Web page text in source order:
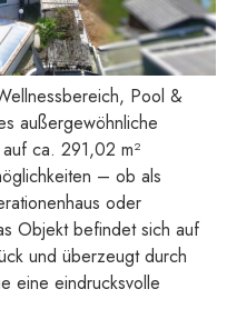
Pool &
außergewöhnliche
ca. 291,02 m²
– ob als
oder
Objekt befindet sich auf
und überzeugt durch
eine eindrucksvolle